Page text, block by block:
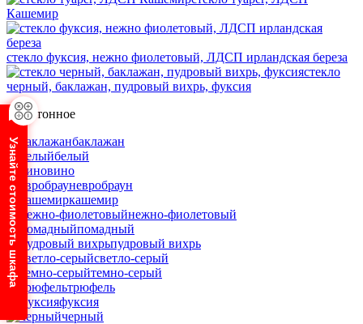
Кашемир
стекло фуксия, нежно фиолетовый, ЛДСП ирландская береза
стекло
черный, баклажан, пудровый вихрь, фуксия
Однотонное
баклажан
белый
вино
евробраун
кашемир
нежно-фиолетовый
помадный
пудровый вихрь
светло-серый
темно-серый
трюфель
фуксия
черный
Узнайте стоимость шкафа